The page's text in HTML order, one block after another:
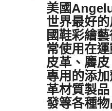
美國
世界最好
國鞋彩繪
常使用在
皮革、麡
專用的添
革材質製
發等各種物